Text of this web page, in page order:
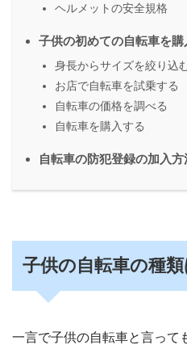
ヘルメットの安全規格
子供の初めての自転車を
身長からサイズを絞り込
お店で自転車を試乗する
自転車の価格を調べる
自転車を購入する
自転車の防犯登録の加入方
子供の自転車の種
一言で子供の自転車と言って